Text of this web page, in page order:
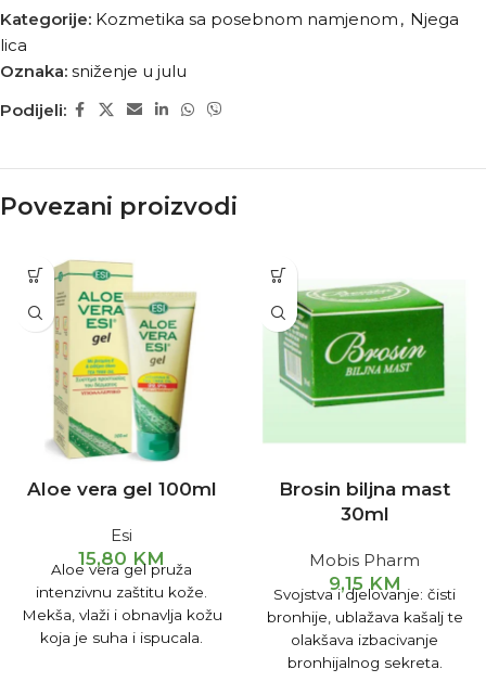
Kategorije: Kozmetika sa posebnom namjenom , Njega
lica
Oznaka: sniženje u julu
Podijeli:
Povezani proizvodi
Aloe vera gel 100ml
Esi
15,80 KM
Aloe vera gel pruža
intenzivnu zaštitu kože.
Mekša, vlaži i obnavlja kožu
koja je suha i ispucala.
Brosin biljna mast
30ml
Mobis Pharm
9,15 KM
Svojstva i djelovanje: čisti
bronhije, ublažava kašalj te
olakšava izbacivanje
bronhijalnog sekreta.